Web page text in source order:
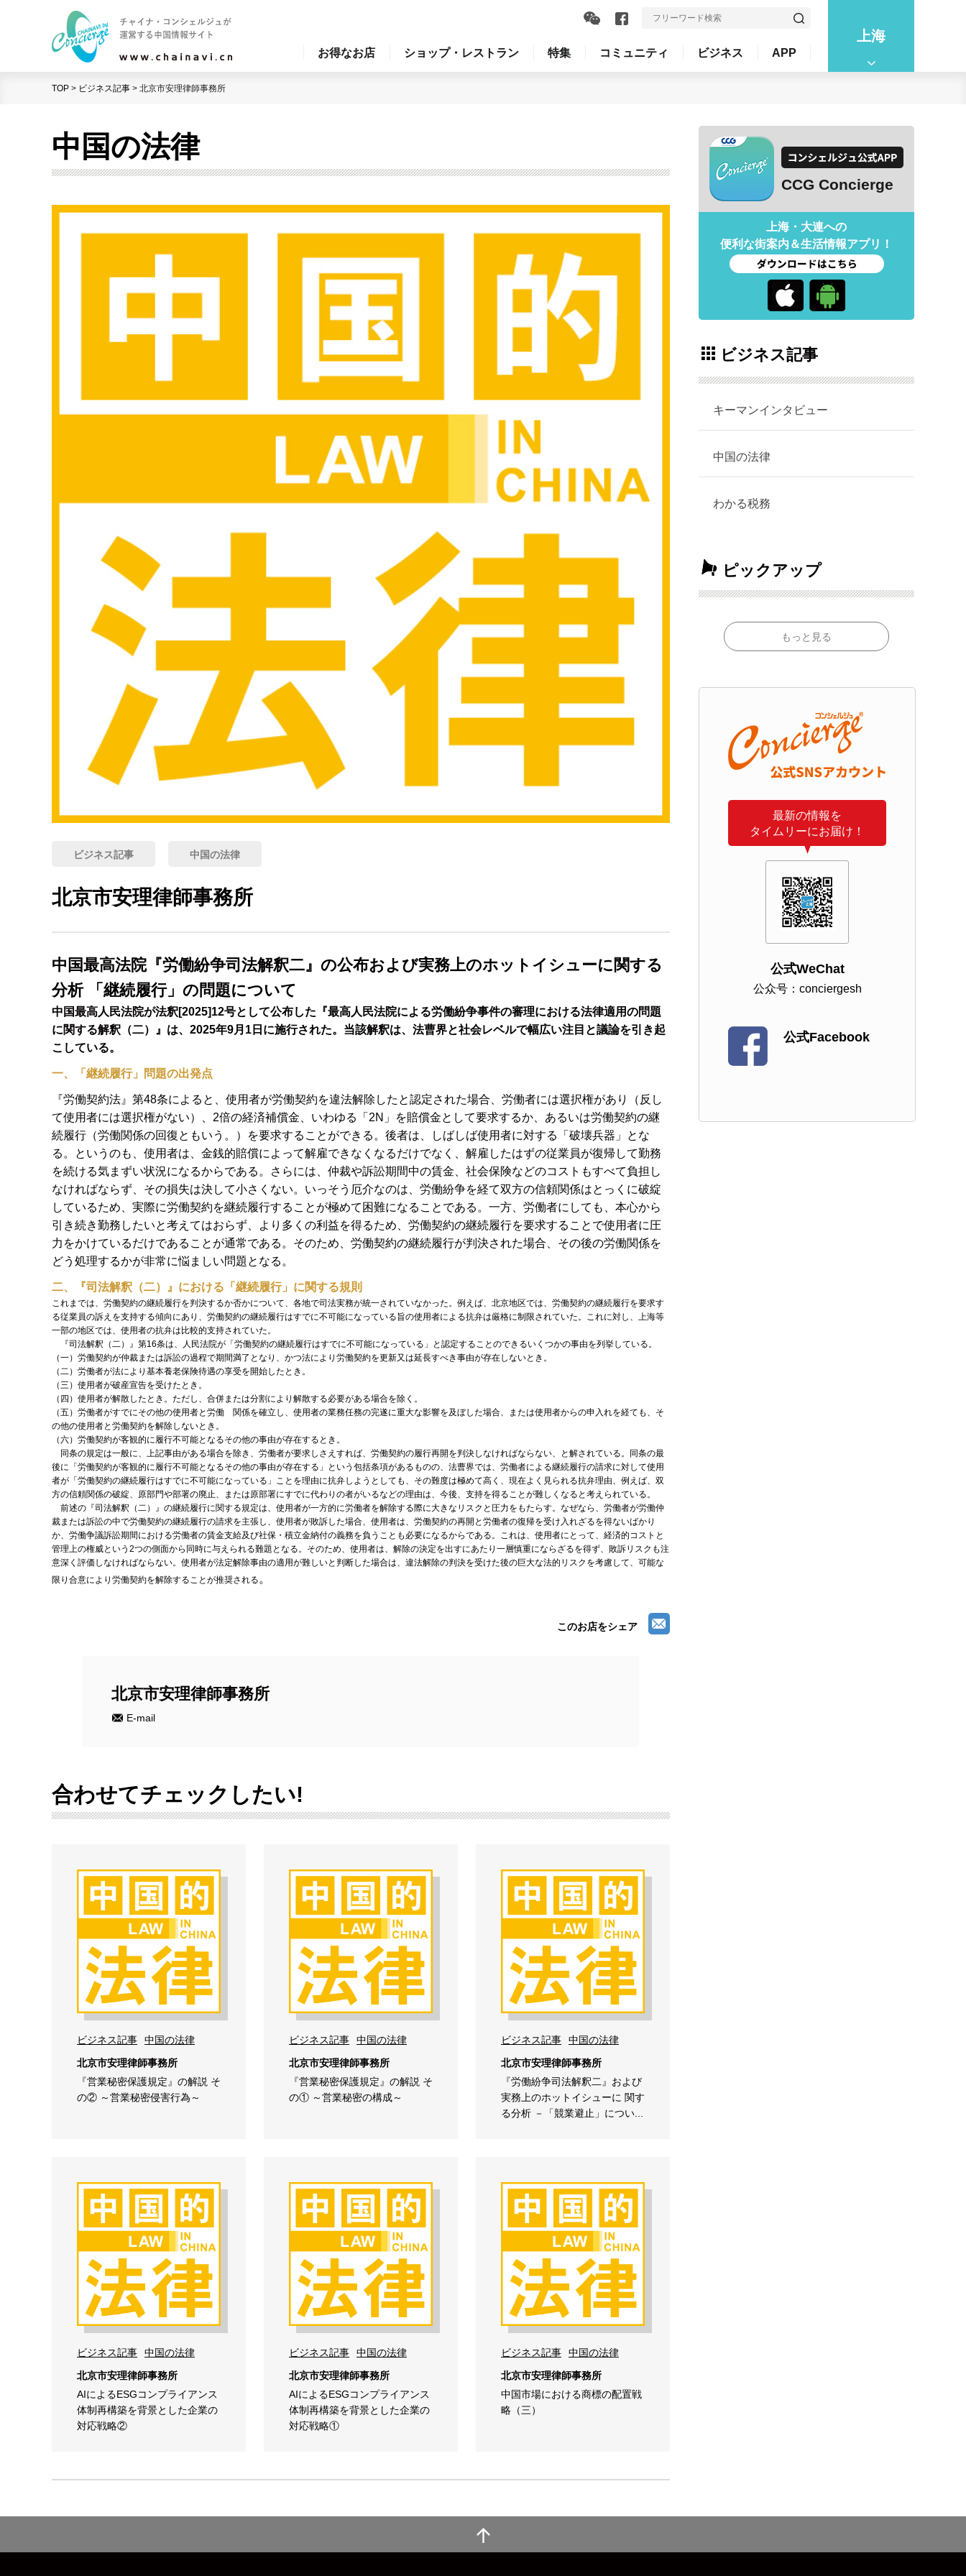
上海
お得なお店 ショップ・レストラン 特集 コミュニティ ビジネス APP
TOP > ビジネス記事 > 北京市安理律師事務所
中国の法律
ビジネス記事 中国の法律
北京市安理律師事務所
中国最高法院『労働紛争司法解釈二』の公布および実務上のホットイシューに関する
分析 「継続履行」の問題について
中国最高人民法院が法釈[2025]12号として公布した『最高人民法院による労働紛争事件の審理における法律適用の問題
に関する解釈（二）』は、2025年9月1日に施行された。当該解釈は、法曹界と社会レベルで幅広い注目と議論を引き起
こしている。
一、「継続履行」問題の出発点
『労働契約法』第48条によると、使用者が労働契約を違法解除したと認定された場合、労働者には選択権があり（反し
て使用者には選択権がない）、2倍の経済補償金、いわゆる「2N」を賠償金として要求するか、あるいは労働契約の継
続履行（労働関係の回復ともいう。）を要求することができる。後者は、しばしば使用者に対する「破壊兵器」とな
る。というのも、使用者は、金銭的賠償によって解雇できなくなるだけでなく、解雇したはずの従業員が復帰して勤務
を続ける気まずい状況になるからである。さらには、仲裁や訴訟期間中の賃金、社会保険などのコストもすべて負担し
なければならず、その損失は決して小さくない。いっそう厄介なのは、労働紛争を経て双方の信頼関係はとっくに破綻
しているため、実際に労働契約を継続履行することが極めて困難になることである。一方、労働者にしても、本心から
引き続き勤務したいと考えてはおらず、より多くの利益を得るため、労働契約の継続履行を要求することで使用者に圧
力をかけているだけであることが通常である。そのため、労働契約の継続履行が判決された場合、その後の労働関係を
どう処理するかが非常に悩ましい問題となる。
二、『司法解釈（二）』における「継続履行」に関する規則
これまでは、労働契約の継続履行を判決するか否かについて、各地で司法実務が統一されていなかった。例えば、北京地区では、労働契約の継続履行を要求す
る従業員の訴えを支持する傾向にあり、労働契約の継続履行はすでに不可能になっている旨の使用者による抗弁は厳格に制限されていた。これに対し、上海等
一部の地区では、使用者の抗弁は比較的支持されていた。
『司法解釈（二）』第16条は、人民法院が「労働契約の継続履行はすでに不可能になっている」と認定することのできるいくつかの事由を列挙している。
（一）労働契約が仲裁または訴訟の過程で期間満了となり、かつ法により労働契約を更新又は延長すべき事由が存在しないとき。
（二）労働者が法により基本養老保険待遇の享受を開始したとき。
（三）使用者が破産宣告を受けたとき。
（四）使用者が解散したとき。ただし、合併または分割により解散する必要がある場合を除く。
（五）労働者がすでにその他の使用者と労働 関係を確立し、使用者の業務任務の完遂に重大な影響を及ぼした場合、または使用者からの申入れを経ても、そ
の他の使用者と労働契約を解除しないとき。
（六）労働契約が客観的に履行不可能となるその他の事由が存在するとき。
同条の規定は一般に、上記事由がある場合を除き、労働者が要求しさえすれば、労働契約の履行再開を判決しなければならない、と解されている。同条の最
後に「労働契約が客観的に履行不可能となるその他の事由が存在する」という包括条項があるものの、法曹界では、労働者による継続履行の請求に対して使用
者が「労働契約の継続履行はすでに不可能になっている」ことを理由に抗弁しようとしても、その難度は極めて高く、現在よく見られる抗弁理由、例えば、双
方の信頼関係の破綻、原部門や部署の廃止、または原部署にすでに代わりの者がいるなどの理由は、今後、支持を得ることが難しくなると考えられている。
前述の『司法解釈（二）』の継続履行に関する規定は、使用者が一方的に労働者を解除する際に大きなリスクと圧力をもたらす。なぜなら、労働者が労働仲
裁または訴訟の中で労働契約の継続履行の請求を主張し、使用者が敗訴した場合、使用者は、労働契約の再開と労働者の復帰を受け入れざるを得ないばかり
か、労働争議訴訟期間における労働者の賃金支給及び社保・積立金納付の義務を負うことも必要になるからである。これは、使用者にとって、経済的コストと
管理上の権威という2つの側面から同時に与えられる難題となる。そのため、使用者は、解除の決定を出すにあたり一層慎重にならざるを得ず、敗訴リスクも注
意深く評価しなければならない。使用者が法定解除事由の適用が難しいと判断した場合は、違法解除の判決を受けた後の巨大な法的リスクを考慮して、可能な
限り合意により労働契約を解除することが推奨される 。
このお店をシェア
北京市安理律師事務所
E-mail
合わせてチェックしたい!
ビジネス記事
中国の法律
北京市安理律師事務所
『営業秘密保護規定』の解説 そ
の② ～営業秘密侵害行為～
ビジネス記事
中国の法律
北京市安理律師事務所
『営業秘密保護規定』の解説 そ
の① ～営業秘密の構成～
ビジネス記事
中国の法律
北京市安理律師事務所
『労働紛争司法解釈二』および
実務上のホットイシューに 関す
る分析 －「競業避止」につい...
ビジネス記事
中国の法律
北京市安理律師事務所
AIによるESGコンプライアンス
体制再構築を背景とした企業の
対応戦略②
ビジネス記事
中国の法律
北京市安理律師事務所
AIによるESGコンプライアンス
体制再構築を背景とした企業の
対応戦略①
ビジネス記事
中国の法律
北京市安理律師事務所
中国市場における商標の配置戦
略（三）
CCG Concierge
上海・大連への
便利な街案内＆生活情報アプリ！
ビジネス記事
キーマンインタビュー
中国の法律
わかる税務
ピックアップ
もっと見る
最新の情報を
タイムリーにお届け！
公式WeChat
公众号：conciergesh
公式Facebook